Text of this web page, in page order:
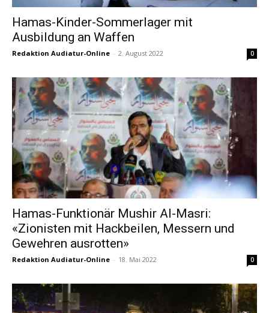
Hamas-Kinder-Sommerlager mit
Ausbildung an Waffen
Redaktion Audiatur-Online - 2. August 2022 0
Hamas-Funktionär Mushir Al-Masri:
«Zionisten mit Hackbeilen, Messern und
Gewehren ausrotten»
Redaktion Audiatur-Online - 18. Mai 2022 0